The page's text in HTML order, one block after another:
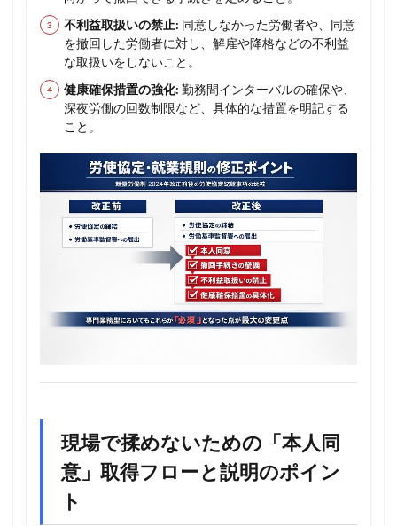
不利益取扱いの禁止: 同意しなかった労働者や、同意
を撤回した労働者に対し、解雇や降格などの不利益
な取扱いをしないこと。
健康確保措置の強化: 勤務間インターバルの確保や、
深夜労働の回数制限など、具体的な措置を明記する
こと。
現場で揉めないための「本人同
意」取得フローと説明のポイン
ト